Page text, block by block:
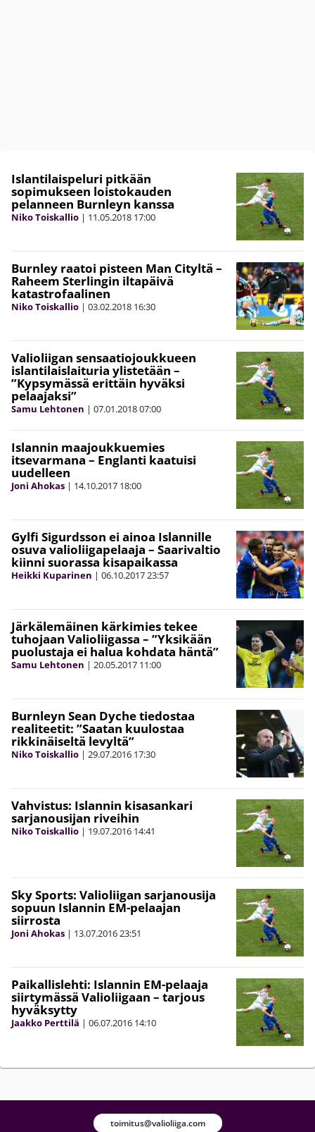
Islantilaispeluri pitkään
sopimukseen loistokauden
pelanneen Burnleyn kanssa
Niko Toiskallio | 11.05.2018 17:00
Burnley raatoi pisteen Man Cityltä –
Raheem Sterlingin iltapäivä
katastrofaalinen
Niko Toiskallio | 03.02.2018 16:30
Valioliigan sensaatiojoukkueen
islantilaislaituria ylistetään –
”Kypsymässä erittäin hyväksi
pelaajaksi”
Samu Lehtonen | 07.01.201807:00
Islannin maajoukkuemies
itsevarmana – Englanti kaatuisi
uudelleen
Joni Ahokas | 14.10.2017 18:00
Gylfi Sigurdsson ei ainoa Islannille
osuva valioliigapelaaja – Saarivaltio
kiinni suorassa kisapaikassa
Heikki Kuparinen | 06.10.201723:57
Järkälemäinen kärkimies tekee
tuhojaan Valioliigassa – ”Yksikään
puolustaja ei halua kohdata häntä”
Samu Lehtonen | 20.05.2017 11:00
Burnleyn Sean Dyche tiedostaa
realiteetit: ”Saatan kuulostaa
rikkinäiseltä levyltä”
Niko Toiskallio | 29.07.2016 17:30
Vahvistus: Islannin kisasankari
sarjanousijan riveihin
Niko Toiskallio | 19.07.2016 14:41
Sky Sports: Valioliigan sarjanousija
sopuun Islannin EM-pelaajan
siirrosta
Joni Ahokas | 13.07.201623:51
Paikallislehti: Islannin EM-pelaaja
siirtymässä Valioliigaan – tarjous
hyväksytty
Jaakko Perttilä | 06.07.2016 14:10
toimitus@valioliiga.com